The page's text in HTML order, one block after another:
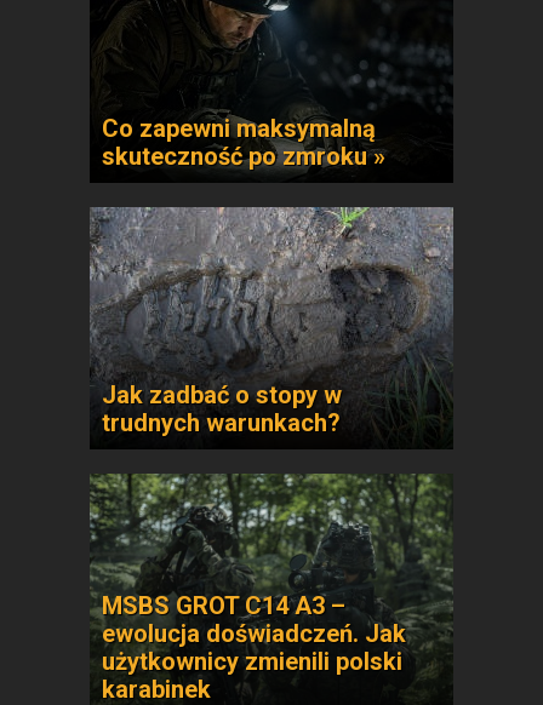
Co zapewni maksymalną
skuteczność po zmroku »
Jak zadbać o stopy w
trudnych warunkach?
MSBS GROT C14 A3 –
ewolucja doświadczeń. Jak
użytkownicy zmienili polski
karabinek